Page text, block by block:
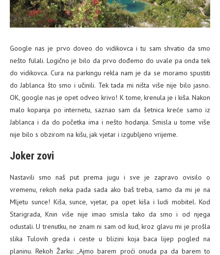
Google nas je prvo doveo do vidikovca i tu sam shvatio da smo
nešto fulali. Logično je bilo da prvo dođemo do uvale pa onda tek
do vidikovca. Cura na parkingu rekla nam je da se moramo spustiti
do Jablanca što smo i učinili. Tek tada mi ništa više nije bilo jasno.
OK, google nas je opet odveo krivo! K tome, krenula je i kiša. Nakon
malo kopanja po internetu, saznao sam da šetnica kreće samo iz
Jablanca i da do početka ima i nešto hodanja. Smisla u tome više
nije bilo s obzirom na kišu, jak vjetar i izgubljeno vrijeme.
Joker zovi
Nastavili smo naš put prema jugu i sve je zapravo ovisilo o
vremenu, rekoh neka pada sada ako baš treba, samo da mi je na
Mljetu sunce! Kiša, sunce, vjetar, pa opet kiša i ludi mobitel. Kod
Starigrada, Knin više nije imao smisla tako da smo i od njega
odustali. U trenutku, ne znam ni sam od kud, kroz glavu mi je prošla
slika Tulovih greda i ceste u blizini koja baca lijep pogled na
planinu. Rekoh Žarku: „Ajmo barem proći onuda pa da barem to